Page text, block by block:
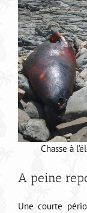
Chasse à
A peine
Une courte